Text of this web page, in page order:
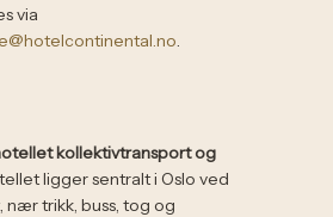
via
.
kollektivtransport og
ligger sentralt i Oslo ved
trikk, buss, tog og